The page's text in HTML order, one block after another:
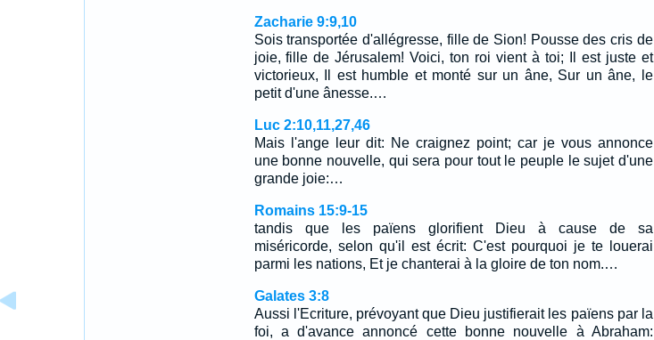
Zacharie 9:9,10
Sois transportée d'allégresse, fille de Sion! Pousse des cris de
joie, fille de Jérusalem! Voici, ton roi vient à toi; Il est juste et
victorieux, Il est humble et monté sur un âne, Sur un âne, le
petit d'une ânesse.…
Luc 2:10,11,27,46
Mais l'ange leur dit: Ne craignez point; car je vous annonce
une bonne nouvelle, qui sera pour tout le peuple le sujet d'une
grande joie:…
Romains 15:9-15
tandis que les païens glorifient Dieu à cause de sa
miséricorde, selon qu'il est écrit: C'est pourquoi je te louerai
parmi les nations, Et je chanterai à la gloire de ton nom.…
Galates 3:8
Aussi l'Ecriture, prévoyant que Dieu justifierait les païens par la
foi, a d'avance annoncé cette bonne nouvelle à Abraham: